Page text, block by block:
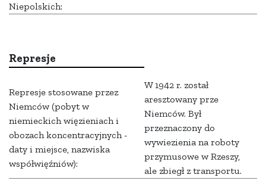
Niepolskich:
Represje
Represje stosowane przez
Niemców (pobyt w
niemieckich więzieniach i
obozach koncentracyjnych -
daty i miejsce, nazwiska
współwięźniów):
W 1942 r. został
aresztowany prze
Niemców. Był
przeznaczony do
wywiezienia na roboty
przymusowe w Rzeszy,
ale zbiegł z transportu.